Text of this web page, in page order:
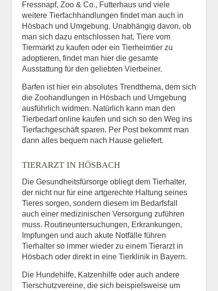
Fressnapf, Zoo & Co., Futterhaus und viele
weitere Tierfachhandlungen findet man auch in
Hösbach und Umgebung. Unabhängig davon, ob
man sich dazu entschlossen hat, Tiere vom
Tiermarkt zu kaufen oder ein Tierheimtier zu
adoptieren, findet man hier die gesamte
Ausstattung für den geliebten Vierbeiner.
Barfen ist hier ein absolutes Trendthema, dem sich
die Zoohandlungen in Hösbach und Umgebung
ausführlich widmen. Natürlich kann man den
Tierbedarf online kaufen und sich so den Weg ins
Tierfachgeschäft sparen. Per Post bekommt man
dann alles bequem nach Hause geliefert.
TIERARZT IN HÖSBACH
Die Gesundheitsfürsorge obliegt dem Tierhalter,
der nicht nur für eine artgerechte Haltung seines
Tieres sorgen, sondern diesem im Bedarfsfall
auch einer medizinischen Versorgung zuführen
muss. Routineuntersuchungen, Erkrankungen,
Impfungen und auch akute Notfälle führen
Tierhalter so immer wieder zu einem Tierarzt in
Hösbach oder direkt in eine Tierklinik in Bayern.
Die Hundehilfe, Katzenhilfe oder auch andere
Tierschutzvereine, die sich beispielsweise um